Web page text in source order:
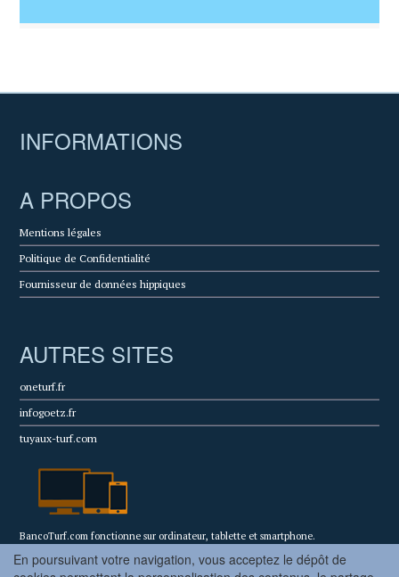
INFORMATIONS
A PROPOS
Mentions légales
Politique de Confidentialité
Fournisseur de données hippiques
AUTRES SITES
oneturf.fr
infogoetz.fr
tuyaux-turf.com
BancoTurf.com fonctionne sur ordinateur, tablette et smartphone.
En poursuivant votre navigation, vous acceptez le dépôt de